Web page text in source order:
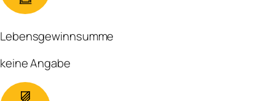
Lebensgewinnsumme
keine Angabe